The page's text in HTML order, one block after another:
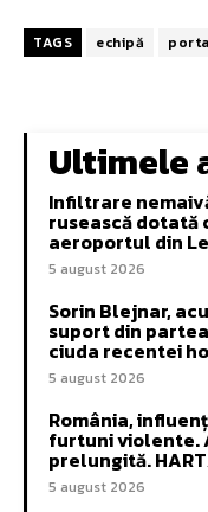
TAGS echipă
Ultimele
Infiltrare
rusească dotată
aeroportul din
5 august 2026
Sorin Blejnar,
suport din
ciuda recentei
5 august 2026
România,
furtuni violente.
prelungită.
5 august 2026